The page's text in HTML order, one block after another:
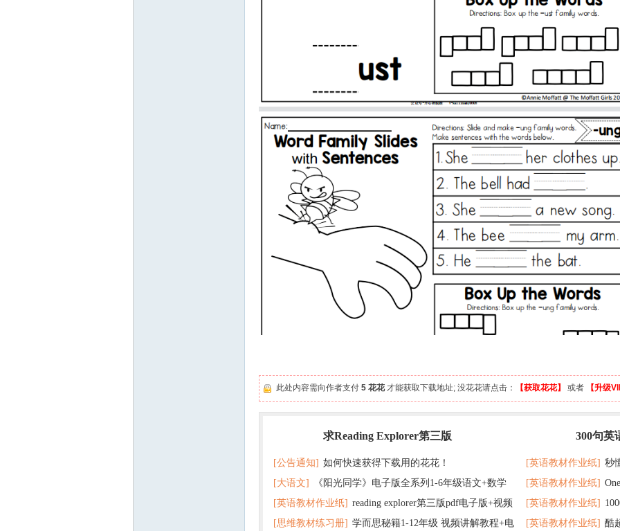
此处内容需向作者支付 5 花花才能获取下载地址; 没花花请点击： 【获取花花】 或者 【升级
求Reading Explorer第三版
[公告通知] 如何快速获得下载用的花花！
[大语文]
《阳光同学》电子版全系列1-6年级语文+数学
+英语
[英语教材作业纸] reading explorer第三版pdf电子版+视频
+音频 百度云网盘下载
[思维教材练习册] 学而思秘籍1-12年级 视频讲解教程+电
300句英
记 随便拿分
[英语教材作业纸] 秒
了
[英语教材作业纸]
个暑假读太应景了
[英语教材作业纸]
教材超好用
[英语教材作业纸] 酷